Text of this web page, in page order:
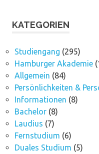
KATEGORIEN
Studiengang (295)
Hamburger Akademie
Allgemein (84)
Persönlichkeiten &
Informationen (8)
Bachelor(8)
Laudius (7)
Fernstudium (6)
Duales Studium (5)